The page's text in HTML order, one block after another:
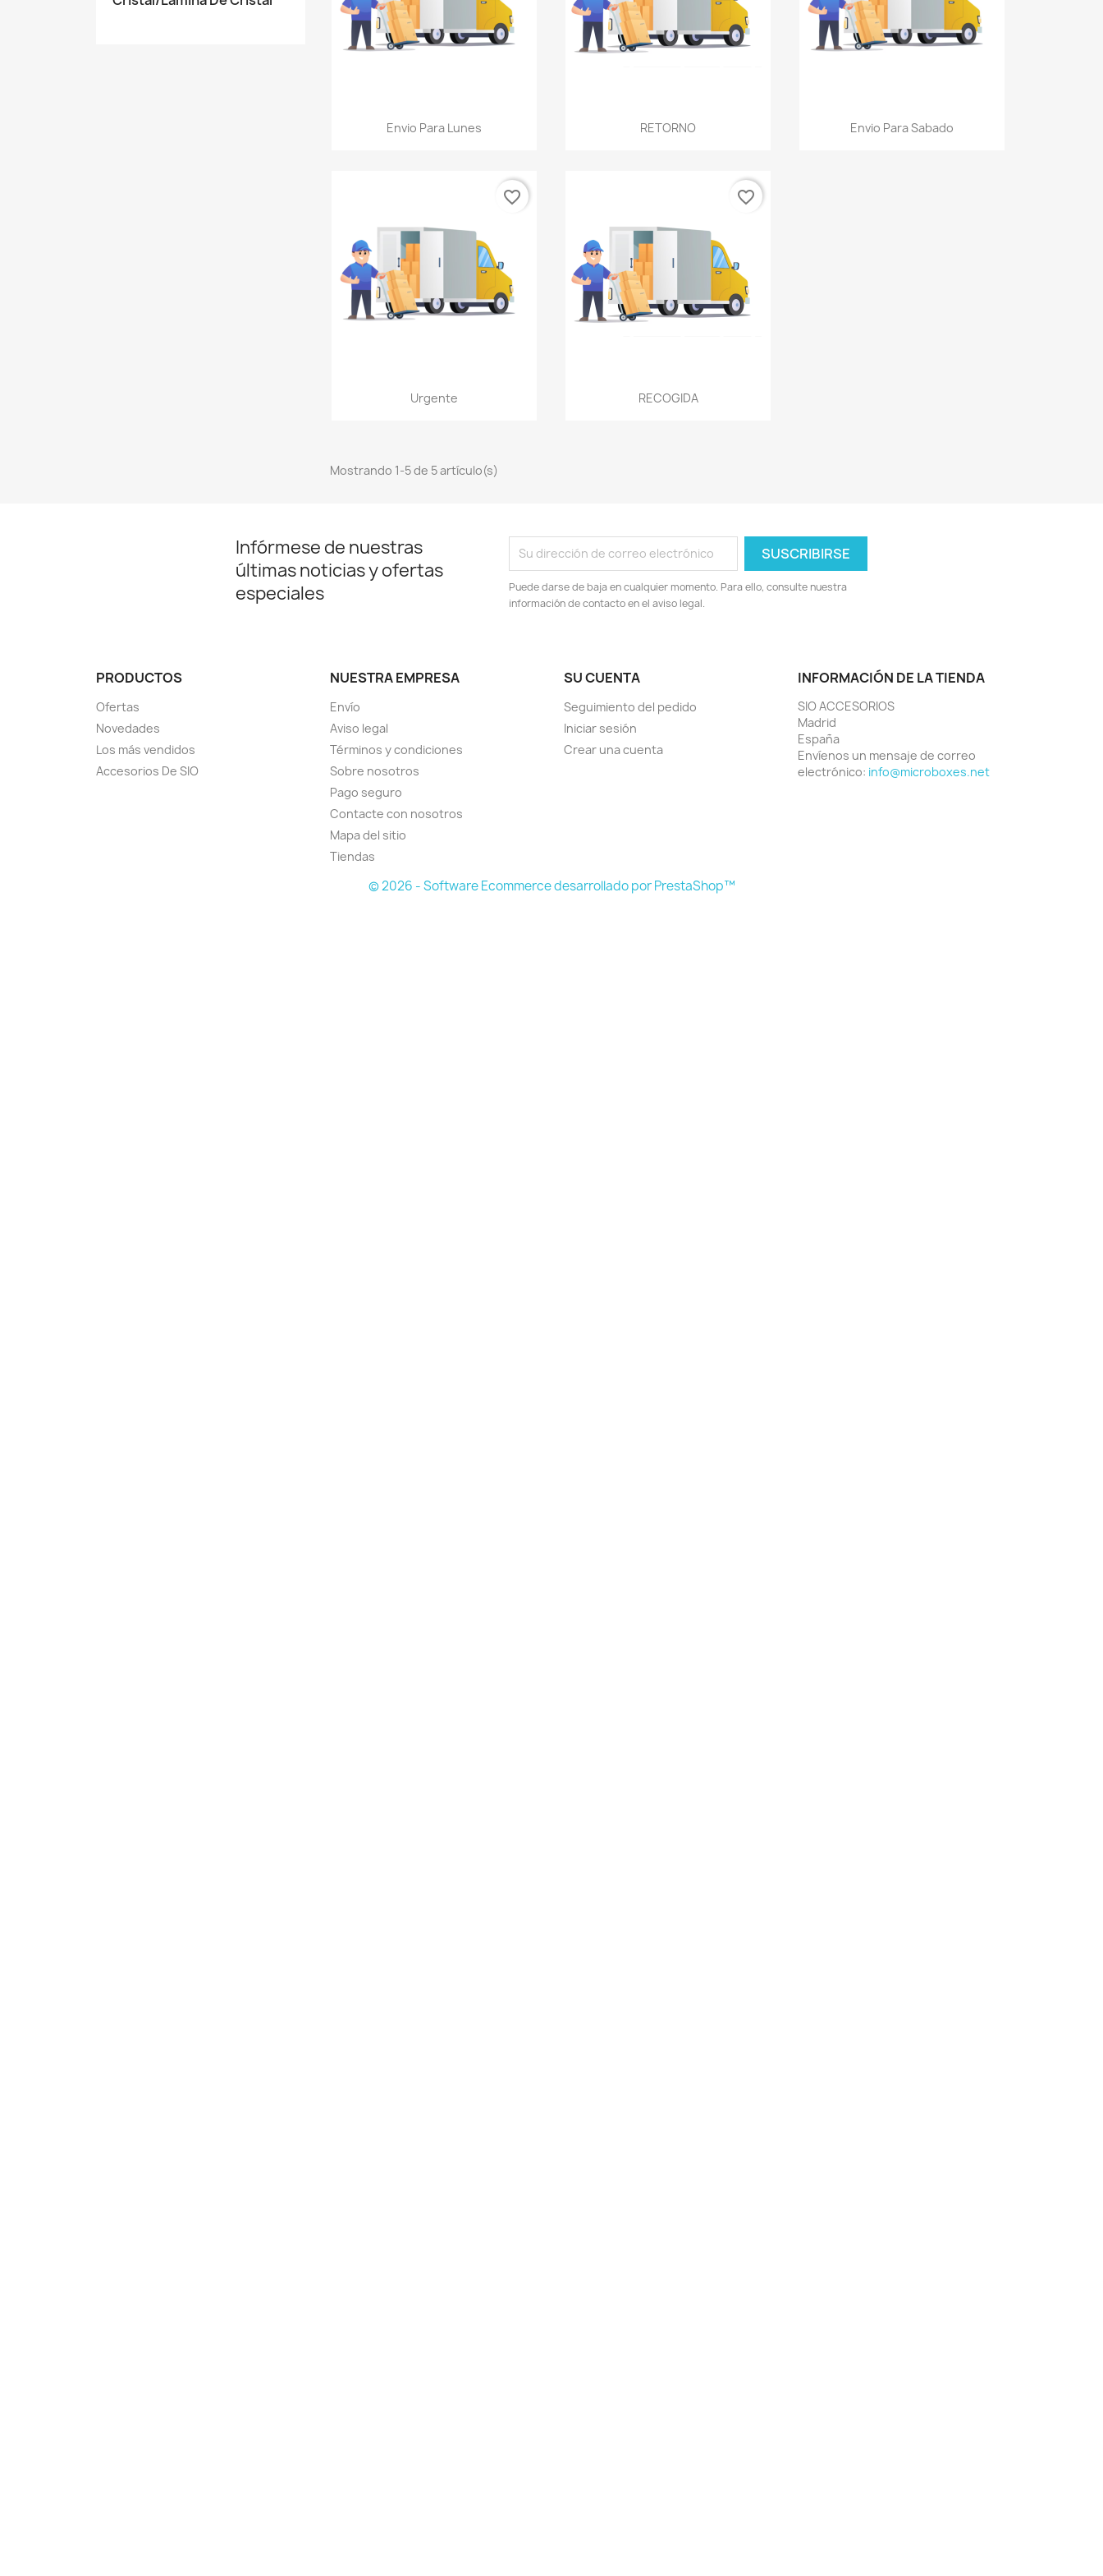
Vista rápida
Envio Para Lunes Vista rápida
RETORNO Vista rápida
Envio Para Sabado
Vista rápida
Urgente
favorite_border
Vista rápida
RECOGIDA
favorite_border
Mostrando 1-5 de 5 artículo(s)
Infórmese de nuestras
últimas noticias y ofertas
especiales
Puede darse de baja en cualquier momento. Para ello, consulte nuestra
información de contacto en el aviso legal.
PRODUCTOS
Ofertas
Novedades
Los más vendidos
Accesorios De SIO
NUESTRA EMPRESA
Envío
Aviso legal
Términos y condiciones
Sobre nosotros
Pago seguro
Contacte con nosotros
Mapa del sitio
Tiendas
SU CUENTA
Seguimiento del pedido
Iniciar sesión
Crear una cuenta
INFORMACIÓN DE LA TIENDA
SIO ACCESORIOS
Madrid
España
Envíenos un mensaje de correo
electrónico: info@microboxes.net
© 2026 - Software Ecommerce desarrollado por PrestaShop™